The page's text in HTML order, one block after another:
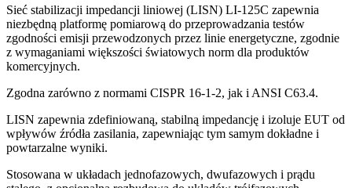
Sieć stabilizacji impedancji liniowej (LISN) LI-125C zapewnia
niezbędną platformę pomiarową do przeprowadzania testów
zgodności emisji przewodzonych przez linie energetyczne, zgodnie
z wymaganiami większości światowych norm dla produktów
komercyjnych.
Zgodna zarówno z normami CISPR 16-1-2, jak i ANSI C63.4.
LISN zapewnia zdefiniowaną, stabilną impedancję i izoluje EUT od
wpływów źródła zasilania, zapewniając tym samym dokładne i
powtarzalne wyniki.
Stosowana w układach jednofazowych, dwufazowych i prądu